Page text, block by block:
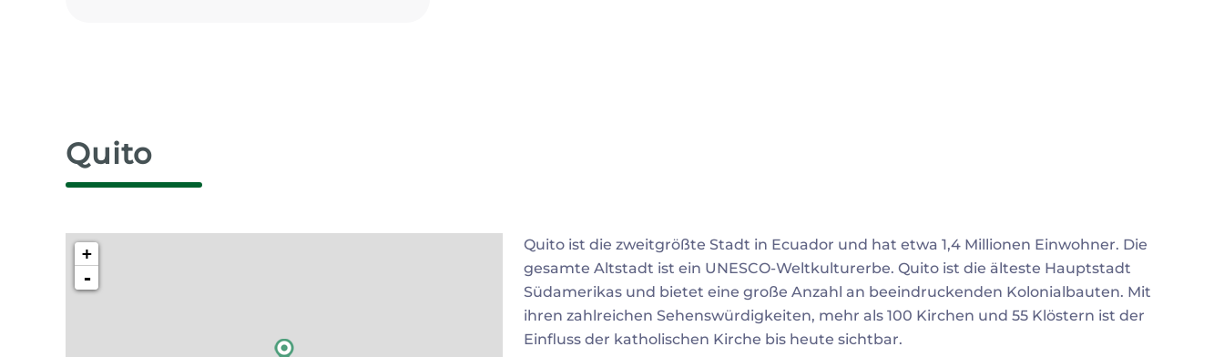
Quito
+
-
Quito ist die zweitgrößte Stadt in Ecuador und hat etwa 1,4 Millionen Einwohner. Die
gesamte Altstadt ist ein UNESCO-Weltkulturerbe. Quito ist die älteste Hauptstadt
Südamerikas und bietet eine große Anzahl an beeindruckenden Kolonialbauten. Mit
ihren zahlreichen Sehenswürdigkeiten, mehr als 100 Kirchen und 55 Klöstern ist der
Einfluss der katholischen Kirche bis heute sichtbar.